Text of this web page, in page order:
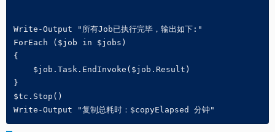
Write-Output "所有Job已执行完毕，输出如下:"
ForEach ($job in $jobs)
{
    $job.Task.EndInvoke($job.Result)
}
$tc.Stop()
Write-Output "复制总耗时：$copyElapsed 分钟"